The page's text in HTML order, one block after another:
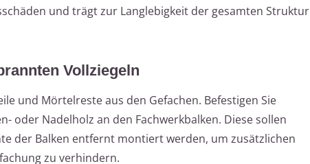
und trägt zur Langlebigkeit der gesamten Struktur
Vollziegeln
und Mörtelreste aus den Gefachen. Befestigen Sie
oder Nadelholz an den Fachwerkbalken. Diese sollen
der Balken entfernt montiert werden, um zusätzlichen
zu verhindern.